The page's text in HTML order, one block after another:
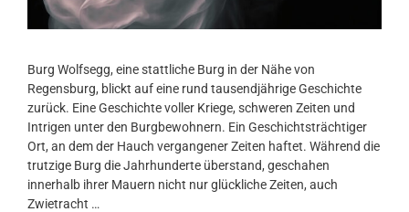
Burg Wolfsegg, eine stattliche Burg in der Nähe von
Regensburg, blickt auf eine rund tausendjährige Geschichte
zurück. Eine Geschichte voller Kriege, schweren Zeiten und
Intrigen unter den Burgbewohnern. Ein Geschichtsträchtiger
Ort, an dem der Hauch vergangener Zeiten haftet. Während die
trutzige Burg die Jahrhunderte überstand, geschahen
innerhalb ihrer Mauern nicht nur glückliche Zeiten, auch
Zwietracht …